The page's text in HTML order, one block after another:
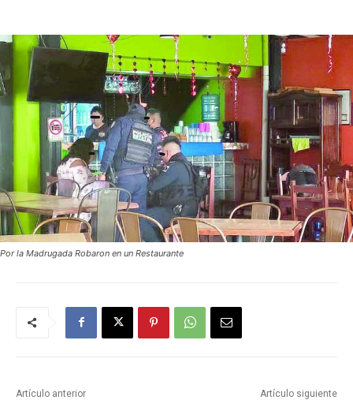
Por la Madrugada Robaron en un Restaurante
Artículo anterior Artículo siguiente